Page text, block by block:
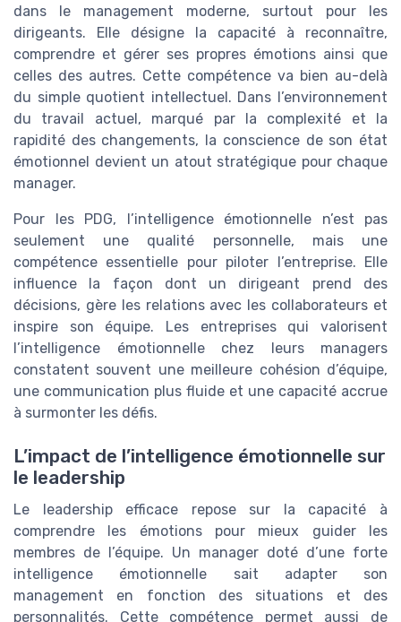
dans le management moderne, surtout pour les
dirigeants. Elle désigne la capacité à reconnaître,
comprendre et gérer ses propres émotions ainsi que
celles des autres. Cette compétence va bien au-delà
du simple quotient intellectuel. Dans l’environnement
du travail actuel, marqué par la complexité et la
rapidité des changements, la conscience de son état
émotionnel devient un atout stratégique pour chaque
manager.
Pour les PDG, l’intelligence émotionnelle n’est pas
seulement une qualité personnelle, mais une
compétence essentielle pour piloter l’entreprise. Elle
influence la façon dont un dirigeant prend des
décisions, gère les relations avec les collaborateurs et
inspire son équipe. Les entreprises qui valorisent
l’intelligence émotionnelle chez leurs managers
constatent souvent une meilleure cohésion d’équipe,
une communication plus fluide et une capacité accrue
à surmonter les défis.
L’impact de l’intelligence émotionnelle sur
le leadership
Le leadership efficace repose sur la capacité à
comprendre les émotions pour mieux guider les
membres de l’équipe. Un manager doté d’une forte
intelligence émotionnelle sait adapter son
management en fonction des situations et des
personnalités. Cette compétence permet aussi de